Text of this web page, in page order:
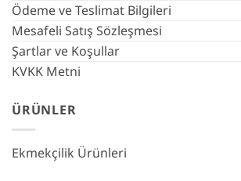
Ödeme ve Teslimat Bilgileri
Mesafeli Satış Sözleşmesi
Şartlar ve Koşullar
KVKK Metni
ÜRÜNLER
Ekmekçilik Ürünleri